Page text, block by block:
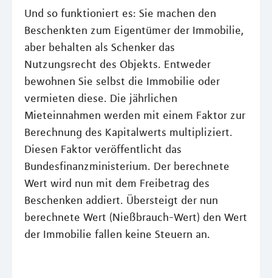
Und so funktioniert es: Sie machen den
Beschenkten zum Eigentümer der Immobilie,
aber behalten als Schenker das
Nutzungsrecht des Objekts. Entweder
bewohnen Sie selbst die Immobilie oder
vermieten diese. Die jährlichen
Mieteinnahmen werden mit einem Faktor zur
Berechnung des Kapitalwerts multipliziert.
Diesen Faktor veröffentlicht das
Bundesfinanzministerium. Der berechnete
Wert wird nun mit dem Freibetrag des
Beschenken addiert. Übersteigt der nun
berechnete Wert (Nießbrauch-Wert) den Wert
der Immobilie fallen keine Steuern an.